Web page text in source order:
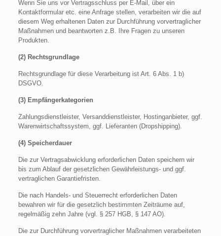
Wenn Sie uns vor Vertragsschluss per E-Mail, über ein
Kontaktformular etc. eine Anfrage stellen, verarbeiten wir die auf
diesem Weg erhaltenen Daten zur Durchführung vorvertraglicher
Maßnahmen und beantworten z.B. Ihre Fragen zu unseren
Produkten.
(2) Rechtsgrundlage
Rechtsgrundlage für diese Verarbeitung ist Art. 6 Abs. 1 b)
DSGVO.
(3) Empfängerkategorien
Zahlungsdienstleister, Versanddienstleister, Hostinganbieter, ggf.
Warenwirtschaftssystem, ggf. Lieferanten (Dropshipping).
(4) Speicherdauer
Die zur Vertragsabwicklung erforderlichen Daten speichern wir
bis zum Ablauf der gesetzlichen Gewährleistungs- und ggf.
vertraglichen Garantiefristen.
Die nach Handels- und Steuerrecht erforderlichen Daten
bewahren wir für die gesetzlich bestimmten Zeiträume auf,
regelmäßig zehn Jahre (vgl. § 257 HGB, § 147 AO).
Die zur Durchführung vorvertraglicher Maßnahmen verarbeiteten